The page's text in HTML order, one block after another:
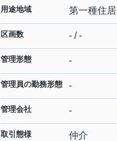
用途地域 第一種住居
区画数 - / -
管理形態 -
管理員の勤務形態 -
管理会社 -
取引態様 仲介